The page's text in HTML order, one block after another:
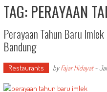
TAG: PERAYAAN
Perayaan Tahun Baru
Bandung
Restaurants byFajar Hidayat-